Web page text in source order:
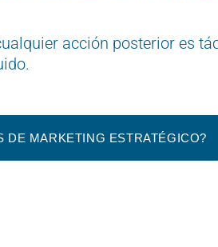
acción posterior es
DE MARKETING ESTRATÉGICO?